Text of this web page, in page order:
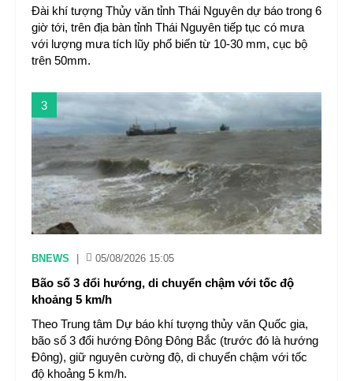
Đài khí tượng Thủy văn tỉnh Thái Nguyên dự báo trong 6
giờ tới, trên địa bàn tỉnh Thái Nguyên tiếp tục có mưa
với lượng mưa tích lũy phổ biến từ 10-30 mm, cục bộ
trên 50mm.
3
BNEWS 05/08/2026 15:05
Bão số 3 đổi hướng, di chuyển chậm với tốc độ
khoảng 5 km/h
Theo Trung tâm Dự báo khí tượng thủy văn Quốc gia,
bão số 3 đổi hướng Đông Đông Bắc (trước đó là hướng
Đông), giữ nguyên cường độ, di chuyển chậm với tốc
độ khoảng 5 km/h.